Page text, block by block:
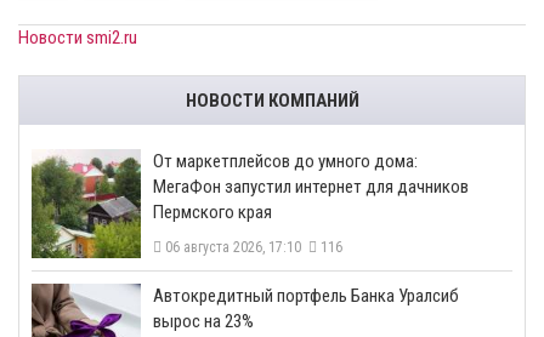
Новости smi2.ru
НОВОСТИ КОМПАНИЙ
От маркетплейсов до умного дома:
МегаФон запустил интернет для дачников
Пермского края
06 августа 2026, 17:10 116
​Автокредитный портфель Банка Уралсиб
вырос на 23%